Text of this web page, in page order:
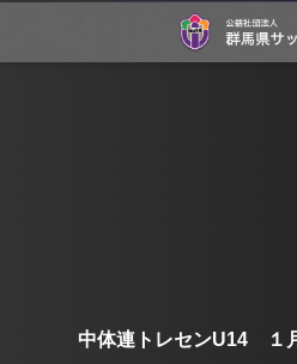
中体連トレセンU14 １